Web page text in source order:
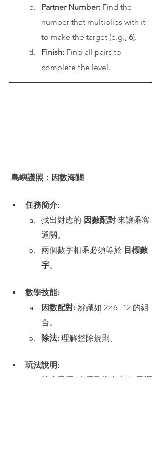
Partner Number: Find the
number that multiplies with it
to make the target (e.g., 6).
Finish: Find all pairs to
complete the level.
島嶼護照：因數海關
任務簡介:
找出對應的 因數配對 來讓乘客
通關。
兩個數字相乘必須等於 目標數
字。
數學技能:
因數配對: 辨識如 2×6=12 的組
合。
除法: 理解整除規則。
玩法說明:
檢查目標: 查看飛機上方的 目標